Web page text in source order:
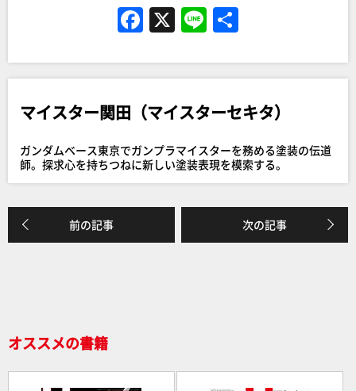
F
c
e
b
o
o
k
X Li
e
マイスター関田（マイスターセキタ）
ガンダムベース東京でガンプラマイスターを務める塗装の伝道
師。探求心を持ちつねに新しい塗装表現を模索する。
前の記事 次の記事
オススメの書籍